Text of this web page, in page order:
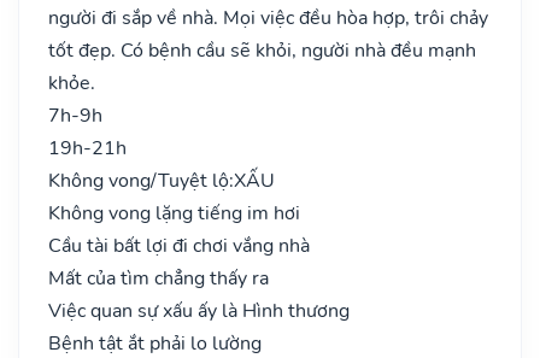
người đi sắp về nhà. Mọi việc đều hòa hợp, trôi chảy
tốt đẹp. Có bệnh cầu sẽ khỏi, người nhà đều mạnh
khỏe.
7h-9h
19h-21h
Không vong/Tuyệt lộ:XẤU
Không vong lặng tiếng im hơi
Cầu tài bất lợi đi chơi vắng nhà
Mất của tìm chẳng thấy ra
Việc quan sự xấu ấy là Hình thương
Bệnh tật ắt phải lo lường